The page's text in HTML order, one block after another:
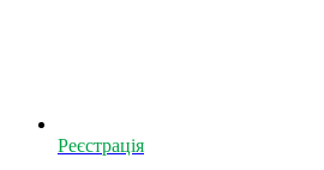
Реєстрація